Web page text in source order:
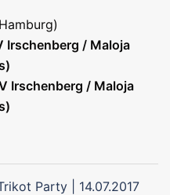
Irschenberg / Maloja
Irschenberg / Maloja
Party | 14.07.2017